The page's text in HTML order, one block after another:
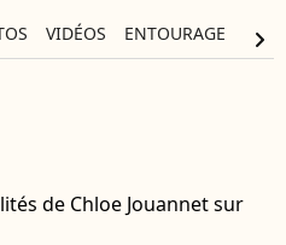
VIDÉOS ENTOURAGE chevron_right
de Chloe Jouannet sur